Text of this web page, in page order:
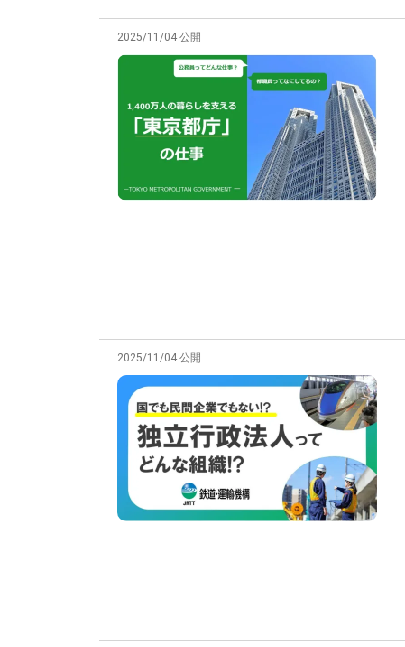
2025/11/04 公開
2025/11/04 公開